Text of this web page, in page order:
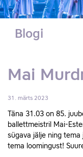
Blogi
Mai
31. märts 2023
Täna 31.03 on 85.
ballettmeistril Mai-
sügava jälje ning tema
tema loomingust!